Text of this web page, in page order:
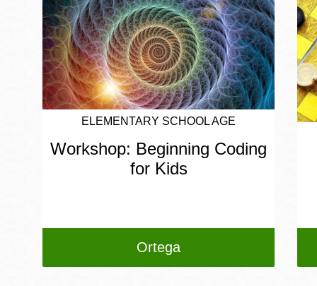
ELEMENTARY SCHOOL AGE
Workshop: Beginning Coding
for Kids
Ortega